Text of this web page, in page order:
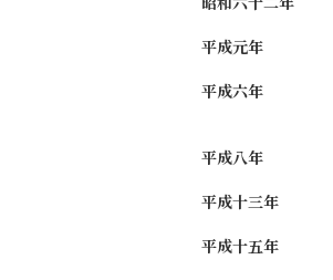
平成元年
平成六年
平成八年
平成十三年
平成十五年